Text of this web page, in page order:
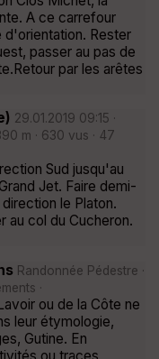
A ce carrefour
d'orientation. Rester
passer au pas de
par les arêtes
29.01.2019 09:15 ·
m · 630 vus · 47
Sud jusqu'au
Jet. Faire demi-
le Platon.
au col du Cucheron.
Randonnée Pédestre ·
·
ou de la Côte ne
leur étymologie,
Gutine. En
ou traces